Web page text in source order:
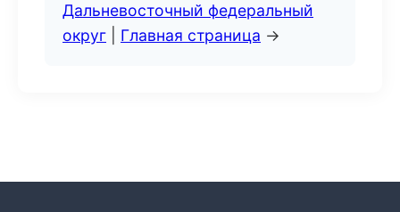
Дальневосточный федеральный
округ
Главная страница →